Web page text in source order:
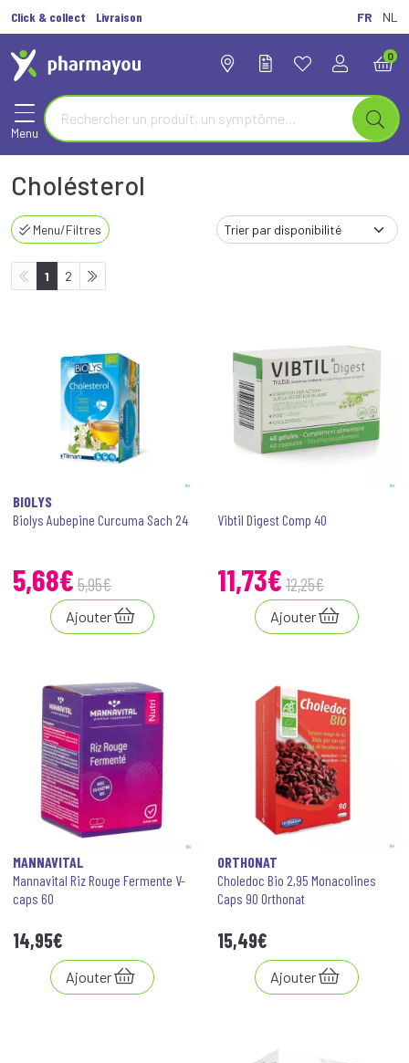
Click & collect Livraison FR NL
0
Menu
Cholésterol
Menu/Filtres
1 2
BIOLYS
Biolys Aubepine Curcuma Sach 24
5,68€ 5,95€
Ajouter
Vibtil Digest Comp 40
11,73€ 12,25€
Ajouter
MANNAVITAL
Mannavital Riz Rouge Fermente V-
caps 60
14,95€
Ajouter
ORTHONAT
Choledoc Bio 2,95 Monacolines
Caps 90 Orthonat
15,49€
Ajouter